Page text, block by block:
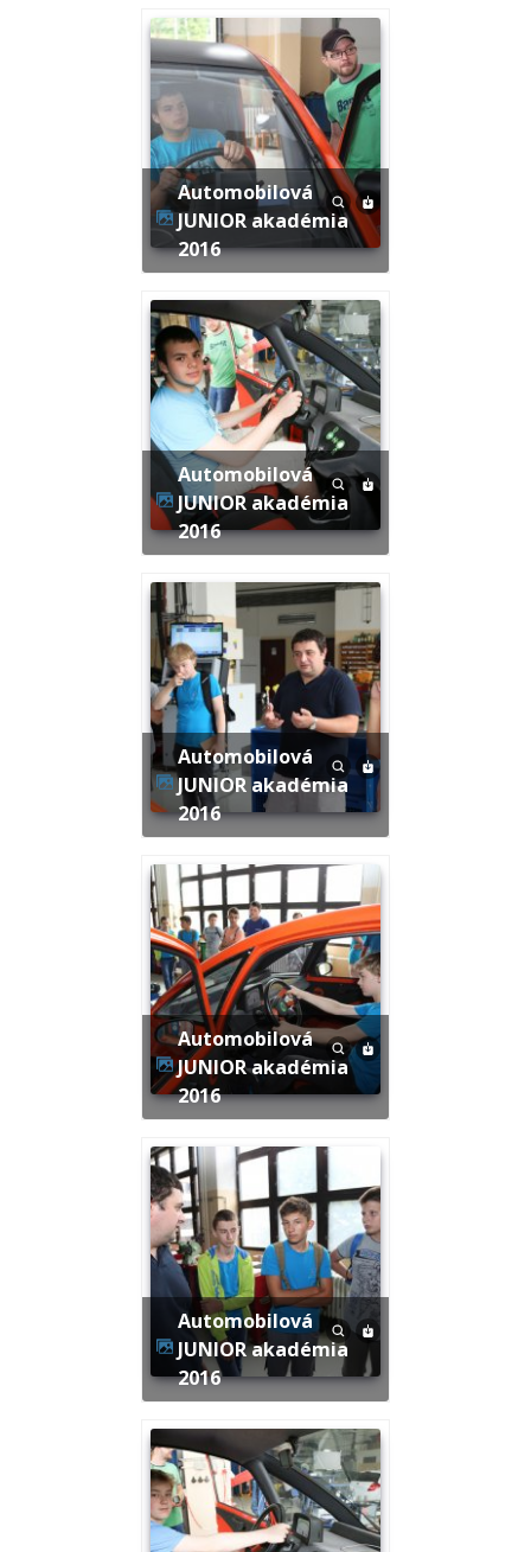
Automobilová
JUNIOR akadémia
2016
Automobilová
JUNIOR akadémia
2016
Automobilová
JUNIOR akadémia
2016
Automobilová
JUNIOR akadémia
2016
Automobilová
JUNIOR akadémia
2016